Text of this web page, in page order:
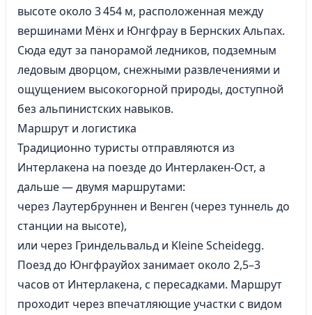
высоте около 3 454 м, расположенная между
вершинами Мёнх и Юнгфрау в Бернских Альпах.
Сюда едут за панорамой ледников, подземным
ледовым дворцом, снежными развлечениями и
ощущением высокогорной природы, доступной
без альпинистских навыков.
Маршрут и логистика
Традиционно туристы отправляются из
Интерлакена на поезде до Интерлакен-Ост, а
дальше — двумя маршрутами:
через Лаутербруннен и Венген (через туннель до
станции на высоте),
или через Гриндельвальд и Kleine Scheidegg.
Поезд до Юнгфрауйох занимает около 2,5–3
часов от Интерлакена, с пересадками. Маршрут
проходит через впечатляющие участки с видом